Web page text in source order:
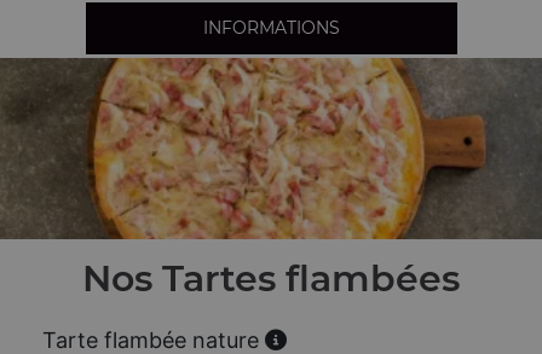
INFORMATIONS
Nos Tartes flambées
Tarte flambée nature